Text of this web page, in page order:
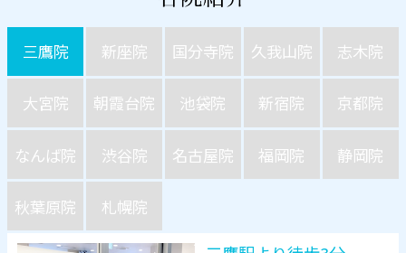
三鷹院 新座院 国分寺院 久我山院 志木院
大宮院 朝霞台院 池袋院 新宿院 京都院
なんば院 渋谷院 名古屋院 福岡院 静岡院
秋葉原院 札幌院